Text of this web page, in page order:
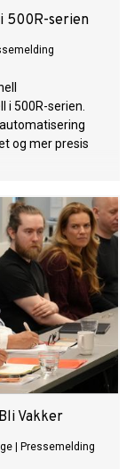
500R-serien
i 500R-serien.
og mer presis
Vakker
Pressemelding